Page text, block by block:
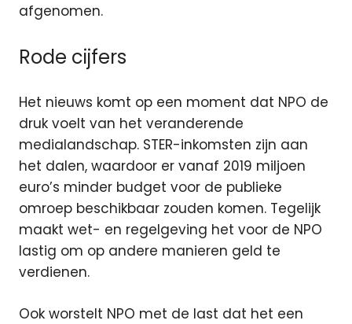
afgenomen.
Rode cijfers
Het nieuws komt op een moment dat NPO de
druk voelt van het veranderende
medialandschap. STER-inkomsten zijn aan
het dalen, waardoor er vanaf 2019 miljoen
euro’s minder budget voor de publieke
omroep beschikbaar zouden komen. Tegelijk
maakt wet- en regelgeving het voor de NPO
lastig om op andere manieren geld te
verdienen.
Ook worstelt NPO met de last dat het een